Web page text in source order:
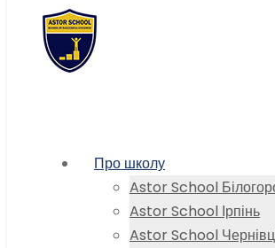
Про школу
Astor School
Astor School Ірпінь
Astor School